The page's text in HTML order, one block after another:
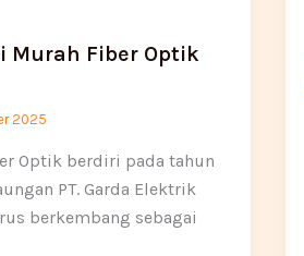
Murah Fiber Optik
2025
Optik berdiri pada tahun
PT. Garda Elektrik
berkembang sebagai